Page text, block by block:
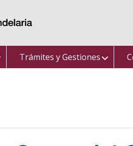
Trámites y Gestiones